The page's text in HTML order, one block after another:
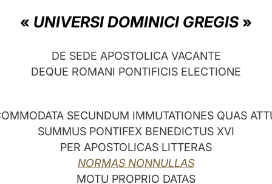
« UNIVERSI DOMINICI GREGIS »
DE SEDE APOSTOLICA VACANTE
DEQUE ROMANI PONTIFICIS ELECTIONE
SECUNDUM IMMUTATIONES QUAS
SUMMUS PONTIFEX BENEDICTUS XVI
PER APOSTOLICAS LITTERAS
NORMAS NONNULLAS
MOTU PROPRIO DATAS